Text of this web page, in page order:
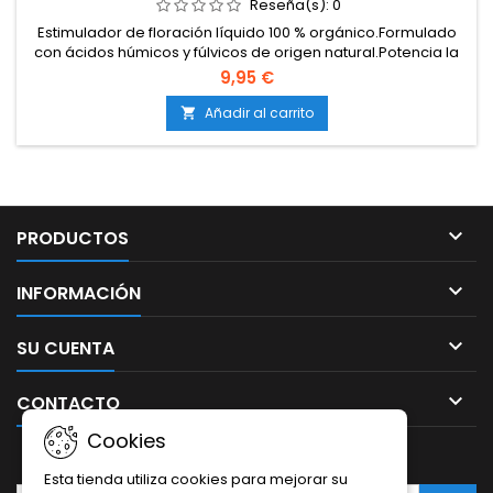
Reseña(s): 0
Estimulador de floración líquido 100 % orgánico.Formulado
con ácidos húmicos y fúlvicos de origen natural.Potencia la
formación de flores grandes, densas y resinosas.Mejora el
sabor, aroma y calidad final de las cosechas.Compatible
con todo tipo de sistemas y sustratos.
9,95 €
 Añadir al carrito
PRODUCTOS 
INFORMACIÓN 
SU CUENTA 
CONTACTO 
Cookies
Esta tienda utiliza cookies para mejorar su